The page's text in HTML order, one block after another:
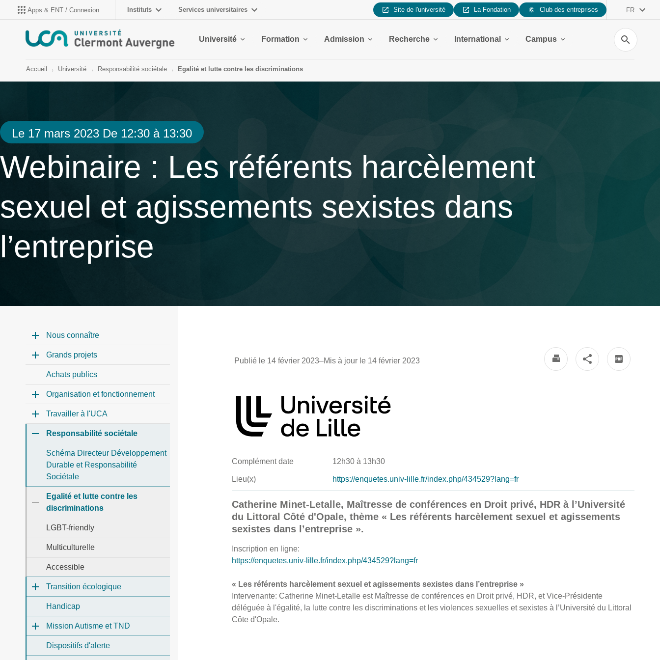
Apps & ENT / Connexion Instituts Services universitaires Site de l'université La Fondation Club des entreprises FR
Université Formation Admission Recherche International Campus
Recherche
Accueil Université Responsabilité sociétale Egalité et lutte contre les discriminations
Le 17 mars 2023 De 12:30 à 13:30
Webinaire : Les référents harcèlement
sexuel et agissements sexistes dans
l’entreprise
Publié le 14 février 2023–Mis à jour le 14 février 2023
Complément date 12h30 à 13h30
Lieu(x) https://enquetes.univ-lille.fr/index.php/434529?lang=fr
Catherine Minet-Letalle, Maîtresse de conférences en Droit privé, HDR à l’Université
du Littoral Côté d'Opale, thème « Les référents harcèlement sexuel et agissements
sexistes dans l’entreprise ».
Inscription en ligne:
https://enquetes.univ-lille.fr/index.php/434529?lang=fr
« Les référents harcèlement sexuel et agissements sexistes dans l’entreprise »
Intervenante: Catherine Minet-Letalle est Maîtresse de conférences en Droit privé, HDR, et Vice-Présidente
déléguée à l'égalité, la lutte contre les discriminations et les violences sexuelles et sexistes à l’Université du Littoral
Côte d'Opale.
Nous connaître
Grands projets
Achats publics
Organisation et fonctionnement
Travailler à l'UCA
Responsabilité sociétale
Schéma Directeur Développement
Durable et Responsabilité
Sociétale
Egalité et lutte contre les
discriminations
LGBT-friendly
Multiculturelle
Accessible
Transition écologique
Handicap
Mission Autisme et TND
Dispositifs d'alerte